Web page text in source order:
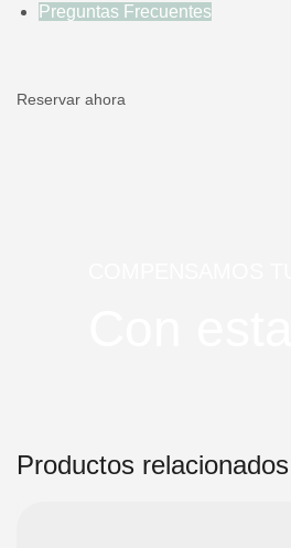
Preguntas Frecuentes
Reservar ahora
Productos relacionados